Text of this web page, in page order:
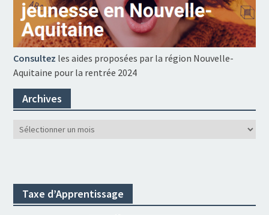
Consultez les aides proposées par la région Nouvelle-
Aquitaine pour la rentrée 2024
Archives
Archives
Taxe d’Apprentissage